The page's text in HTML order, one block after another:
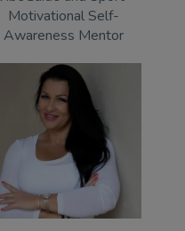
Motivational Self-
Awareness Mentor